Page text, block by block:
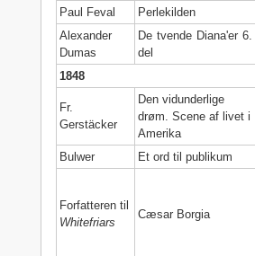
Paul Feval Perlekilden
Alexander
Dumas
De tvende Diana'er 6.
del
1848
Fr.
Gerstäcker
Den vidunderlige
drøm. Scene af livet i
Amerika
Bulwer Et ord til publikum
Forfatteren til
Whitefriars
Cæsar Borgia